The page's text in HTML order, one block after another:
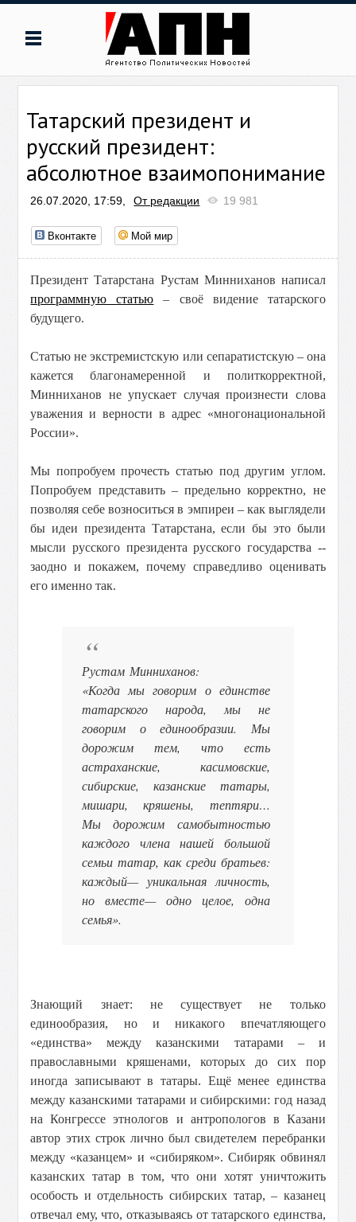
Татарский президент и
русский президент:
абсолютное взаимопонимание
26.07.2020, 17:59, От редакции 19 981
Вконтакте Мой мир
Президент Татарстана Рустам Минниханов написал
программную статью – своё видение татарского
будущего.
Статью не экстремистскую или сепаратистскую – она
кажется благонамеренной и политкорректной,
Минниханов не упускает случая произнести слова
уважения и верности в адрес «многонациональной
России».
Мы попробуем прочесть статью под другим углом.
Попробуем представить – предельно корректно, не
позволяя себе возноситься в эмпиреи – как выглядели
бы идеи президента Татарстана, если бы это были
мысли русского президента русского государства --
заодно и покажем, почему справедливо оценивать
его именно так.
Рустам Минниханов:
«Когда мы говорим о единстве
татарского народа, мы не
говорим о единообразии. Мы
дорожим тем, что есть
астраханские, касимовские,
сибирские, казанские татары,
мишари, кряшены, тептяри…
Мы дорожим самобытностью
каждого члена нашей большой
семьи татар, как среди братьев:
каждый— уникальная личность,
но вместе— одно целое, одна
семья».
Знающий знает: не существует не только
единообразия, но и никакого впечатляющего
«единства» между казанскими татарами – и
православными кряшенами, которых до сих пор
иногда записывают в татары. Ещё менее единства
между казанскими татарами и сибирскими: год назад
на Конгрессе этнологов и антропологов в Казани
автор этих строк лично был свидетелем перебранки
между «казанцем» и «сибиряком». Сибиряк обвинял
казанских татар в том, что они хотят уничтожить
особость и отдельность сибирских татар, – казанец
отвечал ему, что, отказываясь от татарского единства,